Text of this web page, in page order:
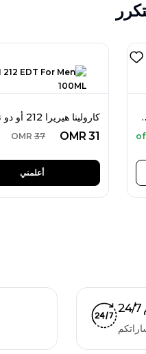
OMR 31
OMR 37
أعلمني
مل للنساء
7